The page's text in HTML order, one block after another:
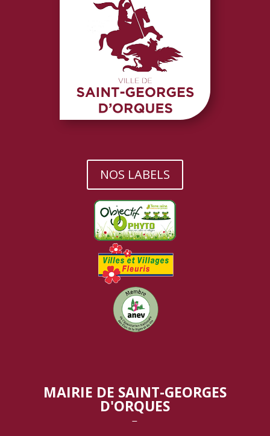
NOS LABELS
MAIRIE DE SAINT-GEORGES
D'ORQUES
‾